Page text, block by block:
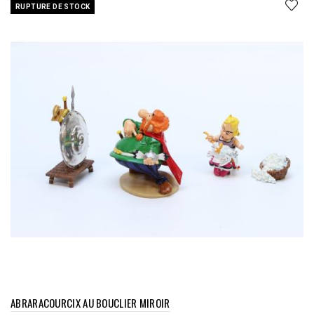
RUPTURE DE STOCK
ABRARACOURCIX AU BOUCLIER MIROIR